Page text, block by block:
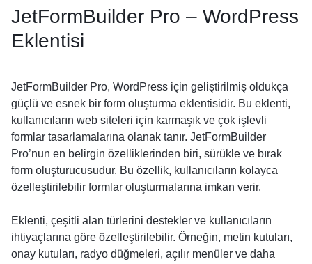
JetFormBuilder Pro – WordPress
Eklentisi
JetFormBuilder Pro, WordPress için geliştirilmiş oldukça
güçlü ve esnek bir form oluşturma eklentisidir. Bu eklenti,
kullanıcıların web siteleri için karmaşık ve çok işlevli
formlar tasarlamalarına olanak tanır. JetFormBuilder
Pro’nun en belirgin özelliklerinden biri, sürükle ve bırak
form oluşturucusudur. Bu özellik, kullanıcıların kolayca
özelleştirilebilir formlar oluşturmalarına imkan verir.
Eklenti, çeşitli alan türlerini destekler ve kullanıcıların
ihtiyaçlarına göre özelleştirilebilir. Örneğin, metin kutuları,
onay kutuları, radyo düğmeleri, açılır menüler ve daha